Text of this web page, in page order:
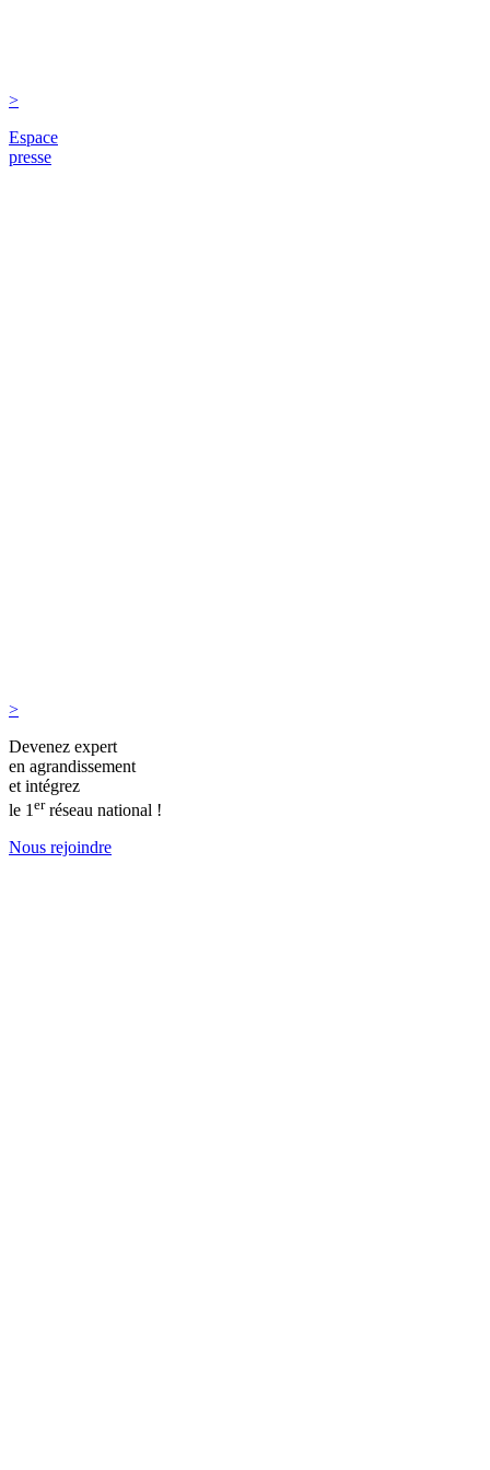
>
Espace
presse
>
Devenez expert
en agrandissement
et intégrez
le 1 erréseau national !
Nous rejoindre